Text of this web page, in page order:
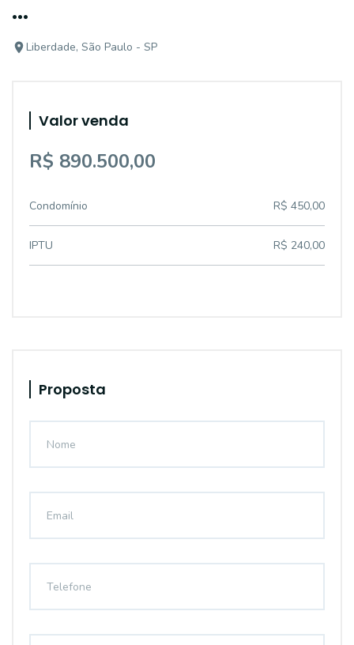
...
Liberdade, São Paulo - SP
Valor venda
R$ 890.500,00
Condomínio R$ 450,00
IPTU R$ 240,00
Proposta